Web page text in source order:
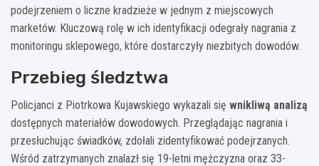
podejrzeniem o liczne kradzieże w jednym z miejscowych
marketów. Kluczową rolę w ich identyfikacji odegrały nagrania z
monitoringu sklepowego, które dostarczyły niezbitych dowodów.
Przebieg śledztwa
Policjanci z Piotrkowa Kujawskiego wykazali się wnikliwą analizą
dostępnych materiałów dowodowych. Przeglądając nagrania i
przesłuchując świadków, zdołali zidentyfikować podejrzanych.
Wśród zatrzymanych znalazł się 19-letni mężczyzna oraz 33-